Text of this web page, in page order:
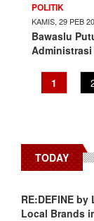
POLITIK
KAMIS, 29 PEB
Bawaslu
Administrasi
Pagination
Current
page
1
TODAY
RE:DEFINE
Local Brands